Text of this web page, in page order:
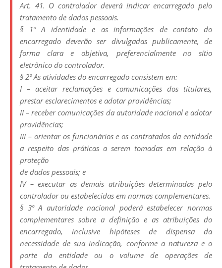
Art. 41. O controlador deverá indicar encarregado pelo
tratamento de dados pessoais.
§ 1º A identidade e as informações de contato do
encarregado deverão ser divulgadas publicamente, de
forma clara e objetiva, preferencialmente no sítio
eletrônico do controlador.
§ 2º As atividades do encarregado consistem em:
I – aceitar reclamações e comunicações dos titulares,
prestar esclarecimentos e adotar providências;
II – receber comunicações da autoridade nacional e adotar
providências;
III – orientar os funcionários e os contratados da entidade
a respeito das práticas a serem tomadas em relação à
proteção
de dados pessoais; e
IV – executar as demais atribuições determinadas pelo
controlador ou estabelecidas em normas complementares.
§ 3º A autoridade nacional poderá estabelecer normas
complementares sobre a definição e as atribuições do
encarregado, inclusive hipóteses de dispensa da
necessidade de sua indicação, conforme a natureza e o
porte da entidade ou o volume de operações de